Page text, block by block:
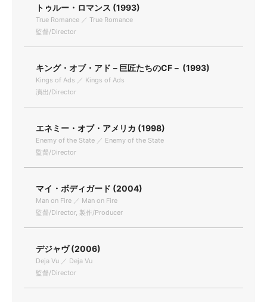
トゥルー・ロマンス (1993)
True Romance ／ True Romance
監督/Director
キング・オブ・アド－巨匠たちのCF－ (1993)
Kings of Ads ／ Kings of Ads
演出/Director
エネミー・オブ・アメリカ (1998)
Enemy of the State ／ Enemy of the State
監督/Director
マイ・ボディガード (2004)
Man on Fire ／ Man on Fire
監督/Director, 製作/Producer
デジャヴ (2006)
Deja Vu ／ Deja Vu
監督/Director